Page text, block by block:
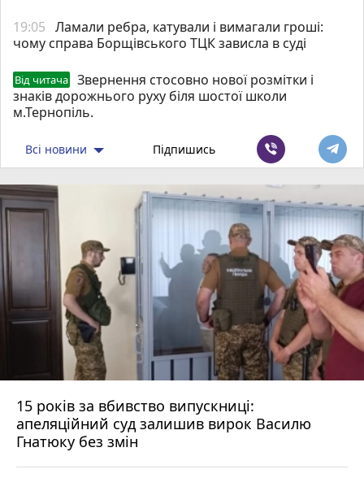
19:05 Ламали ребра, катували і вимагали гроші:
чому справа Борщівського ТЦК зависла в суді
Від читача
Звернення стосовно нової розмітки і
знаків дорожнього руху біля шостої школи
м.Тернопіль.
Всі новини Підпишись
15 років за вбивство випускниці:
апеляційний суд залишив вирок Василю
Гнатюку без змін